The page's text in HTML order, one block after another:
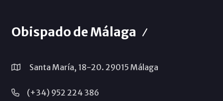
Obispado de Málaga
Santa María, 18-20. 29015 Málaga
(+34) 952 224 386